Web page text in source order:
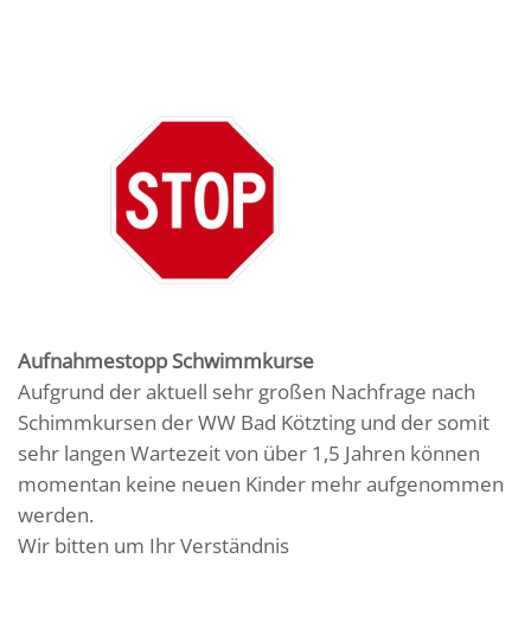
Aufnahmestopp Schwimmkurse
Aufgrund der aktuell sehr großen Nachfrage nach
Schimmkursen der WW Bad Kötzting und der somit
sehr langen Wartezeit von über 1,5 Jahren können
momentan keine neuen Kinder mehr aufgenommen
werden.
Wir bitten um Ihr Verständnis